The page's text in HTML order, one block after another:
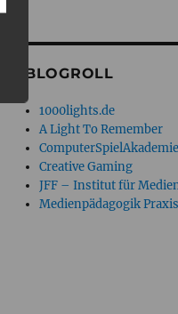
BLOGROLL
1000lights.de
A Light To Remember
ComputerSpielAkademie
Creative Gaming
JFF – Institut für
Medienpädagogik